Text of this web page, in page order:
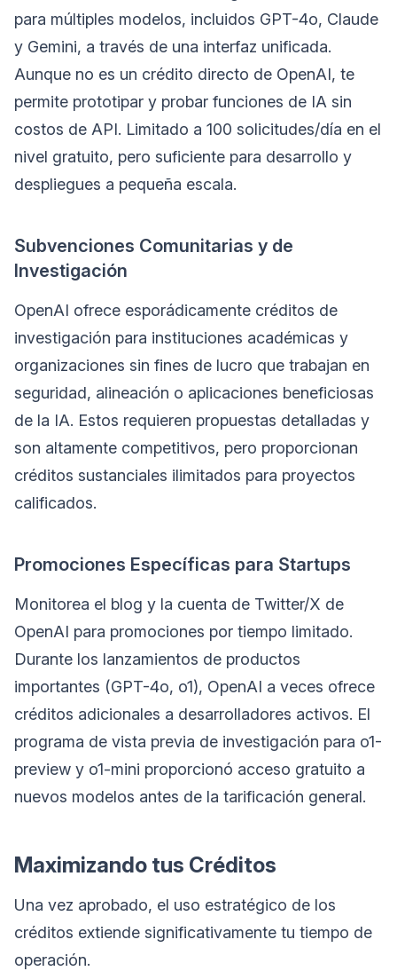
para múltiples modelos, incluidos GPT-4o, Claude
y Gemini, a través de una interfaz unificada.
Aunque no es un crédito directo de OpenAI, te
permite prototipar y probar funciones de IA sin
costos de API. Limitado a 100 solicitudes/día en el
nivel gratuito, pero suficiente para desarrollo y
despliegues a pequeña escala.
Subvenciones Comunitarias y de
Investigación
OpenAI ofrece esporádicamente créditos de
investigación para instituciones académicas y
organizaciones sin fines de lucro que trabajan en
seguridad, alineación o aplicaciones beneficiosas
de la IA. Estos requieren propuestas detalladas y
son altamente competitivos, pero proporcionan
créditos sustanciales ilimitados para proyectos
calificados.
Promociones Específicas para Startups
Monitorea el blog y la cuenta de Twitter/X de
OpenAI para promociones por tiempo limitado.
Durante los lanzamientos de productos
importantes (GPT-4o, o1), OpenAI a veces ofrece
créditos adicionales a desarrolladores activos. El
programa de vista previa de investigación para o1-
preview y o1-mini proporcionó acceso gratuito a
nuevos modelos antes de la tarificación general.
Maximizando tus Créditos
Una vez aprobado, el uso estratégico de los
créditos extiende significativamente tu tiempo de
operación.